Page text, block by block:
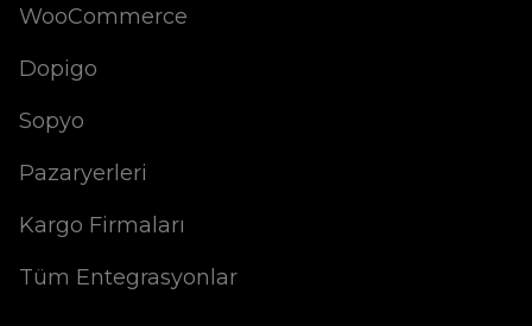
WooCommerce
Dopigo
Sopyo
Pazaryerleri
Kargo Firmaları
Tüm Entegrasyonlar